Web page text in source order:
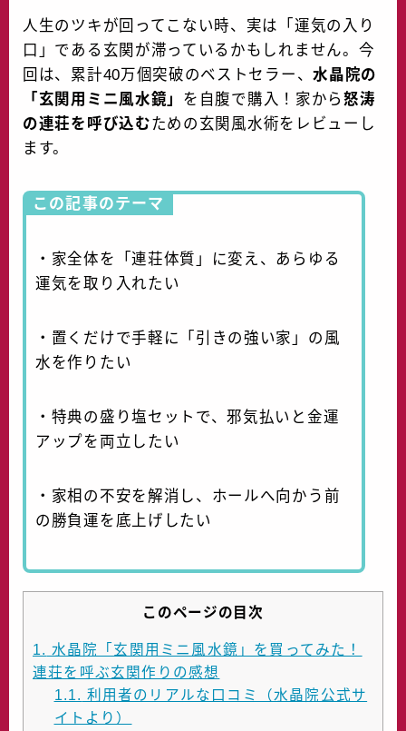
宝くじ雑学
人生のツキが回ってこない時、実は「運気の入り
口」である玄関が滞っているかもしれません。今
回は、累計40万個突破のベストセラー、水晶院の
「玄関用ミニ風水鏡」 を自腹で購入！家から 怒涛
の連荘を呼び込むための玄関風水術をレビューし
ます。
この記事のテーマ
・家全体を「連荘体質」に変え、あらゆる
運気を取り入れたい
・置くだけで手軽に「引きの強い家」の風
水を作りたい
・特典の盛り塩セットで、邪気払いと金運
アップを両立したい
・家相の不安を解消し、ホールへ向かう前
の勝負運を底上げしたい
このページの目次
1. 水晶院「玄関用ミニ風水鏡」を買ってみた！
連荘を呼ぶ玄関作りの感想
1.1. 利用者のリアルな口コミ（水晶院公式サ
イトより）